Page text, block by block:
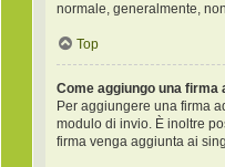
normale, generalmente,
Top
Come aggiungo una firma
Per aggiungere una firma
modulo di invio. È inoltre
firma venga aggiunta ai